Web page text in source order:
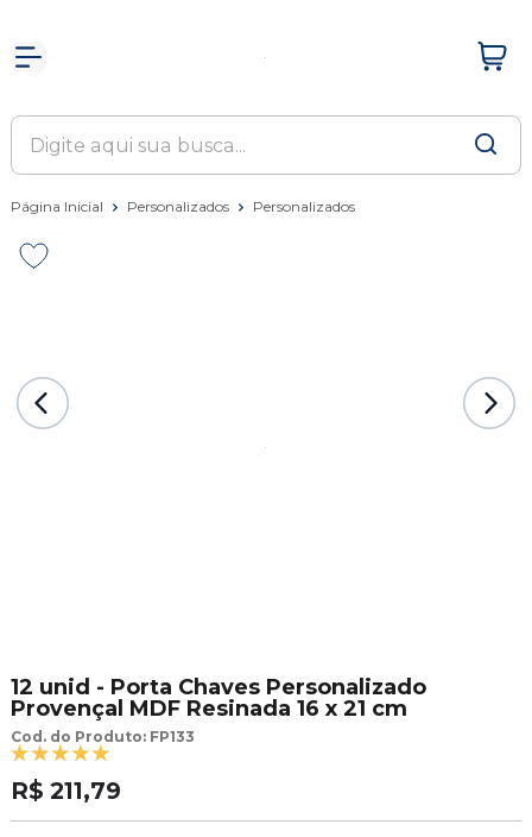
Página Inicial Personalizados Personalizados
12 unid - Porta Chaves Personalizado
Provençal MDF Resinada 16 x 21 cm
Cod. do Produto: FP133
R$ 211,79